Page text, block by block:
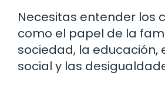
Necesitas entender los
como el papel de la
sociedad, la educación,
social y las